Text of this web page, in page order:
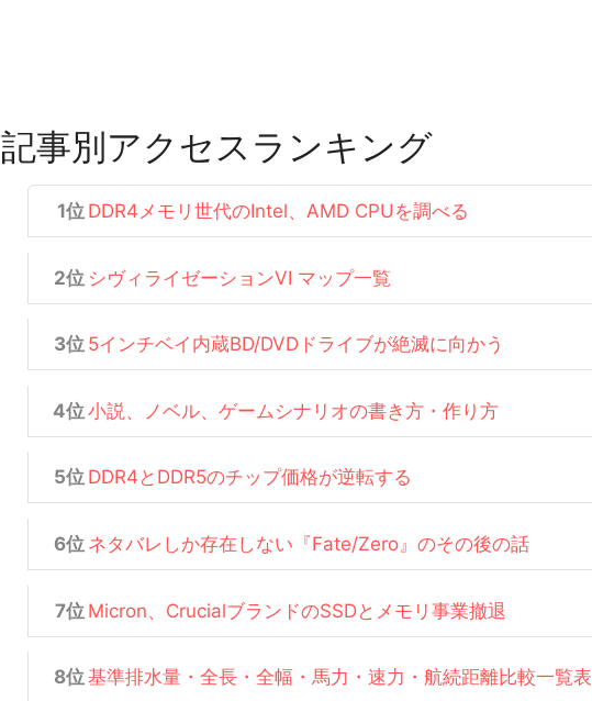
記事別アクセスランキング
DDR4メモリ世代のIntel、AMD CPUを調べる
シヴィライゼーションVI マップ一覧
5インチベイ内蔵BD/DVDドライブが絶滅に向かう
小説、ノベル、ゲームシナリオの書き方・作り方
DDR4とDDR5のチップ価格が逆転する
ネタバレしか存在しない『Fate/Zero』のその後の話
Micron、CrucialブランドのSSDとメモリ事業撤退
基準排水量・全長・全幅・馬力・速力・航続距離比較一覧表